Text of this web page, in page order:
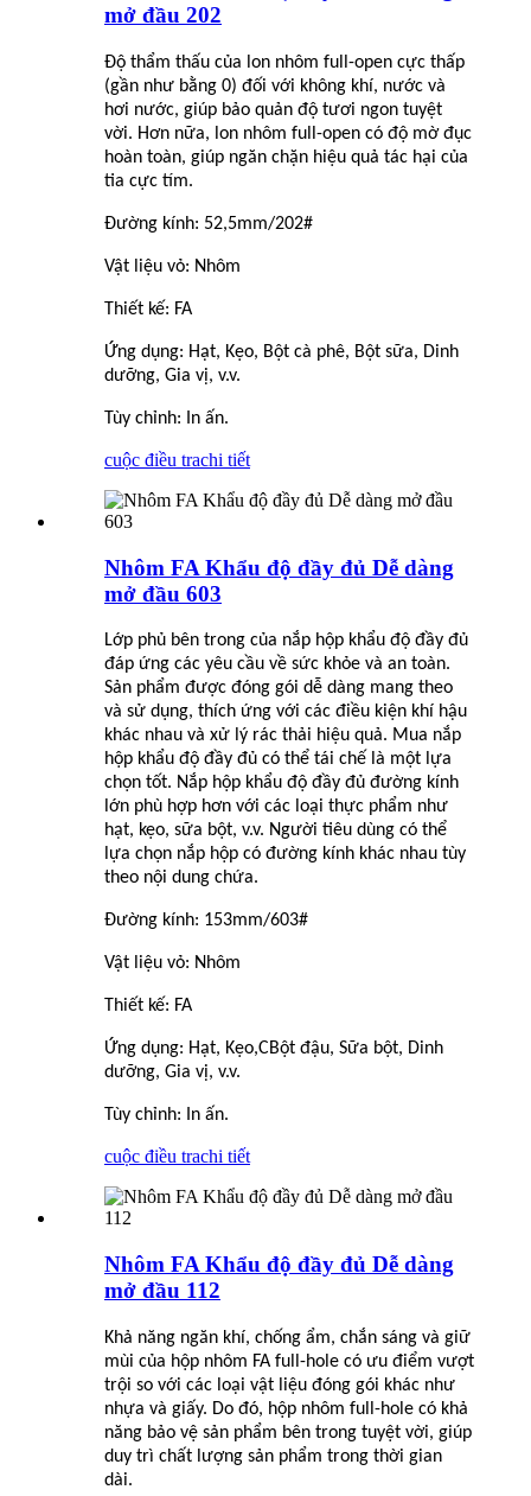
mở đầu 202
Độ thẩm thấu của lon nhôm full-open cực thấp
(gần như bằng 0) đối với không khí, nước và
hơi nước, giúp bảo quản độ tươi ngon tuyệt
vời. Hơn nữa, lon nhôm full-open có độ mờ đục
hoàn toàn, giúp ngăn chặn hiệu quả tác hại của
tia cực tím.
Đường kính: 52,5mm/202#
Vật liệu vỏ: Nhôm
Thiết kế: FA
Ứng dụng: Hạt, Kẹo, Bột cà phê, Bột sữa, Dinh
dưỡng, Gia vị, v.v.
Tùy chỉnh: In ấn.
cuộc điều trachi tiết
Nhôm FA Khẩu độ đầy đủ Dễ dàng
mở đầu 603
Lớp phủ bên trong của nắp hộp khẩu độ đầy đủ
đáp ứng các yêu cầu về sức khỏe và an toàn.
Sản phẩm được đóng gói dễ dàng mang theo
và sử dụng, thích ứng với các điều kiện khí hậu
khác nhau và xử lý rác thải hiệu quả. Mua nắp
hộp khẩu độ đầy đủ có thể tái chế là một lựa
chọn tốt. Nắp hộp khẩu độ đầy đủ đường kính
lớn phù hợp hơn với các loại thực phẩm như
hạt, kẹo, sữa bột, v.v. Người tiêu dùng có thể
lựa chọn nắp hộp có đường kính khác nhau tùy
theo nội dung chứa.
Đường kính: 153mm/603#
Vật liệu vỏ: Nhôm
Thiết kế: FA
Ứng dụng: Hạt, Kẹo,CBột đậu, Sữa bột, Dinh
dưỡng, Gia vị, v.v.
Tùy chỉnh: In ấn.
cuộc điều trachi tiết
Nhôm FA Khẩu độ đầy đủ Dễ dàng
mở đầu 112
Khả năng ngăn khí, chống ẩm, chắn sáng và giữ
mùi của hộp nhôm FA full-hole có ưu điểm vượt
trội so với các loại vật liệu đóng gói khác như
nhựa và giấy. Do đó, hộp nhôm full-hole có khả
năng bảo vệ sản phẩm bên trong tuyệt vời, giúp
duy trì chất lượng sản phẩm trong thời gian
dài.